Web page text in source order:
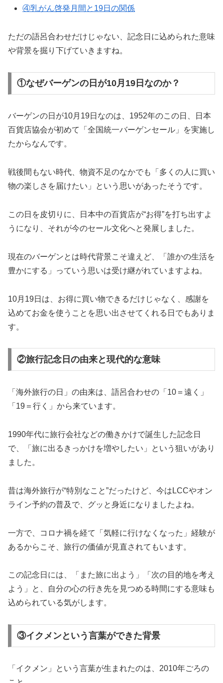
④乳がん啓発月間と19日の関係
ただの語呂合わせだけじゃない、記念日に込められた意味
や背景を掘り下げていきますね。
①なぜバーゲンの日が10月19日なのか？
バーゲンの日が10月19日なのは、1952年のこの日、日本
百貨店協会が初めて「全国統一バーゲンセール」を実施し
たからなんです。
戦後間もない時代、物資不足のなかでも「多くの人に買い
物の楽しさを届けたい」という思いがあったそうです。
この日を皮切りに、日本中の百貨店が“お得”を打ち出すよ
うになり、それが今のセール文化へと発展しました。
現在のバーゲンとは時代背景こそ違えど、「誰かの生活を
豊かにする」っていう思いは受け継がれていますよね。
10月19日は、お得に買い物できるだけじゃなく、感謝を
込めてお金を使うことを思い出させてくれる日でもありま
す。
②旅行記念日の由来と現代的な意味
「海外旅行の日」の由来は、語呂合わせの「10＝遠く」
「19＝行く」から来ています。
1990年代に旅行会社などの働きかけで誕生した記念日
で、「旅に出るきっかけを増やしたい」という狙いがあり
ました。
昔は海外旅行が“特別なこと”だったけど、今はLCCやオン
ライン予約の普及で、グッと身近になりましたよね。
一方で、コロナ禍を経て「気軽に行けなくなった」経験が
あるからこそ、旅行の価値が見直されてもいます。
この記念日には、「また旅に出よう」「次の目的地を考え
よう」と、自分の心の行き先を見つめる時間にする意味も
込められている気がします。
③イクメンという言葉ができた背景
「イクメン」という言葉が生まれたのは、2010年ごろの